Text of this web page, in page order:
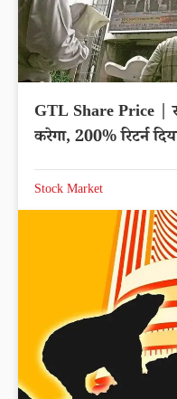
GTL Share Price |
करेगा, 200% रिटर्न
Stock Market